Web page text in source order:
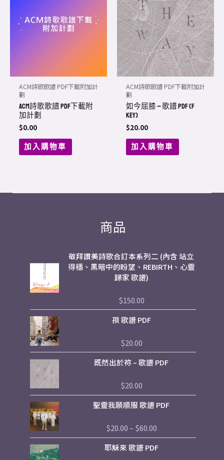
ACM詩歌歌譜 PDF下載附加計
劃
ACM詩歌歌譜 PDF下載附
加計劃
$0.00
加入購物車
ACM詩歌歌譜 PDF下載附加計
劃
如今屈膝 – 歌譜 PDF (F
Key)
$20.00
加入購物車
商品
敬拜讚美詩歌合訂本系列二 (內含 站立
得穩、黑暗中的盼望、REBIRTH、心靈
歸家 歌譜)
$150.00
孭 歌譜 PDF
$20.00
既然出於祢 – 歌譜 PDF
$20.00
聖靈我願順服 歌譜 PDF
$20.00– $60.00
range:
through
耶穌來 歌譜 PDF